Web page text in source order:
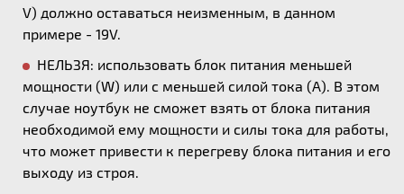
V) должно оставаться неизменным, в данном
примере - 19V.
НЕЛЬЗЯ: использовать блок питания меньшей
мощности (W) или с меньшей силой тока (А). В этом
случае ноутбук не сможет взять от блока питания
необходимой ему мощности и силы тока для работы,
что может привести к перегреву блока питания и его
выходу из строя.